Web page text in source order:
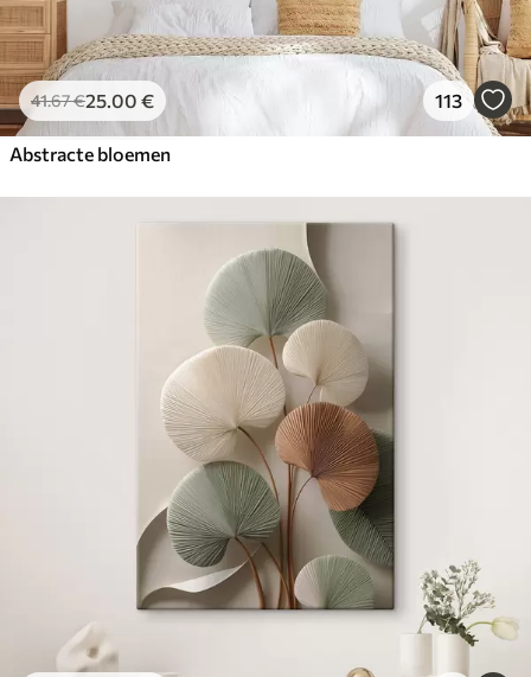
41.67€25.00 € 113
Abstracte bloemen